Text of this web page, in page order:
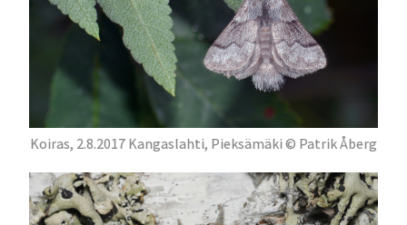
Koiras, 2.8.2017 Kangaslahti, Pieksämäki © Patrik Åberg